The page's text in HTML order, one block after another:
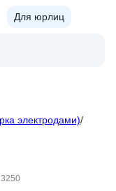
Для юрлиц
электродами)/